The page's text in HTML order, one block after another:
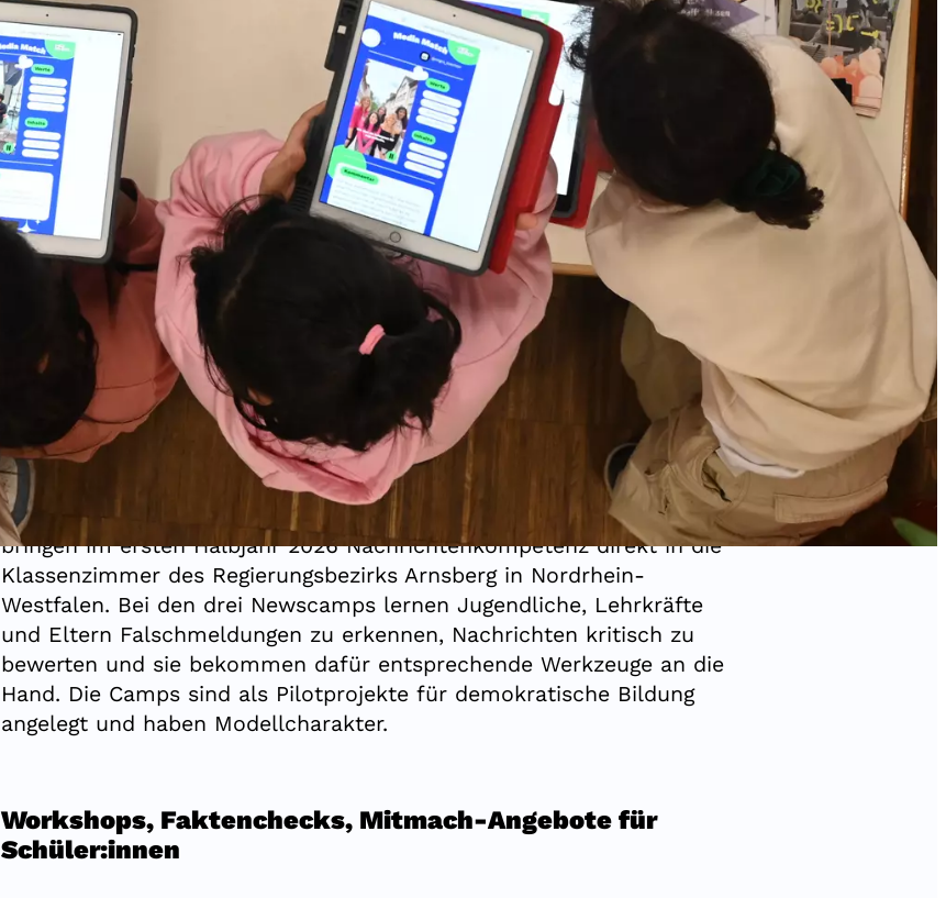
Bezirksregierung Arnsberg und #UseTheNews starten
Newscamps an drei Schulen
Gemeinsames Pilotprojekt der Bezirksregierung Arnsberg und
#UseTheNews: In 2026 sind in Nordrhein-Westfalen drei
Newscamps geplant, bei denen Schüler:innen, Eltern und
Lehrkräfte für Desinformation sensibilisiert werden sollen.
Die Bezirksregierung Arnsberg und die Medieninitiative #UseTheNews
bringen im ersten Halbjahr 2026 Nachrichtenkompetenz direkt in die
Klassenzimmer des Regierungsbezirks Arnsberg in Nordrhein-
Westfalen. Bei den drei Newscamps lernen Jugendliche, Lehrkräfte
und Eltern Falschmeldungen zu erkennen, Nachrichten kritisch zu
bewerten und sie bekommen dafür entsprechende Werkzeuge an die
Hand. Die Camps sind als Pilotprojekte für demokratische Bildung
angelegt und haben Modellcharakter.
Workshops, Faktenchecks, Mitmach-Angebote für
Schüler:innen